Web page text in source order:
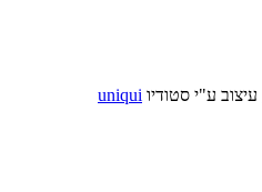
עיצוב ע"י סטודיו uniqui